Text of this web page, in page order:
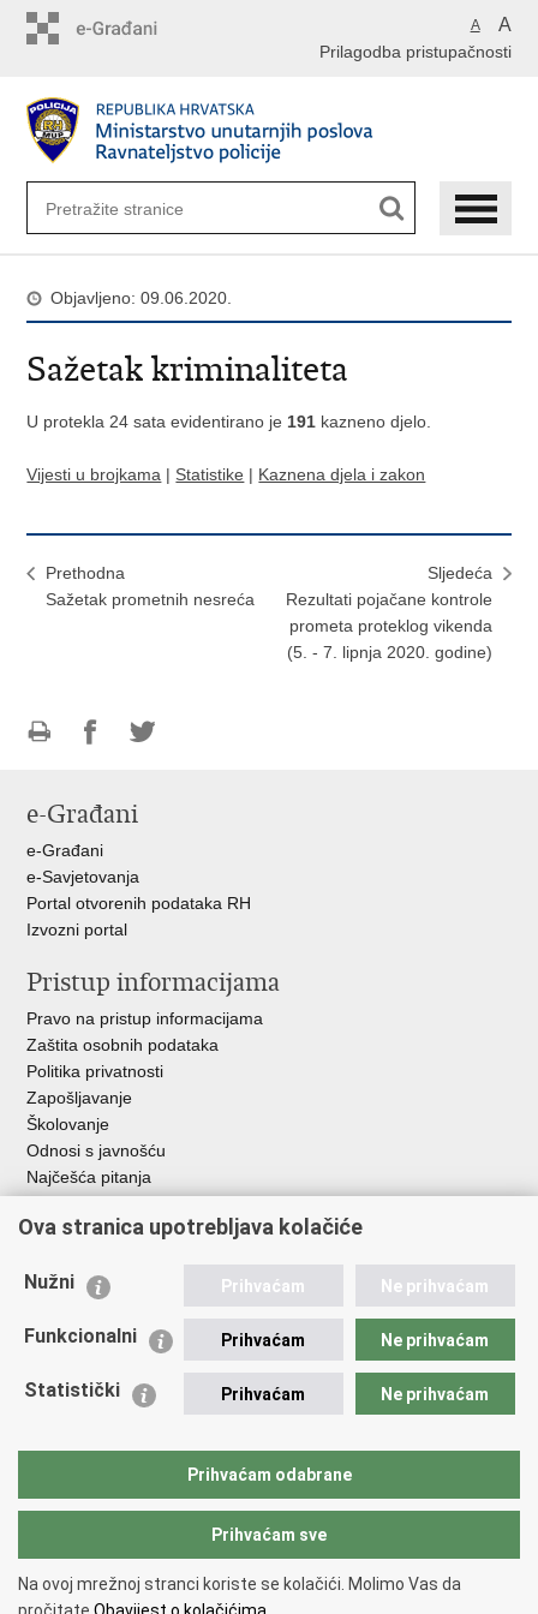
A A
Prilagodba pristupačnosti
Objavljeno: 09.06.2020.
Sažetak kriminaliteta
U protekla 24 sata evidentirano je 191 kazneno djelo.
Vijesti u brojkama | Statistike | Kaznena djela i zakon
Prethodna
Sažetak prometnih nesreća
Sljedeća
Rezultati pojačane kontrole
prometa proteklog vikenda
(5. - 7. lipnja 2020. godine)
FacebookuTwitteru
e-Građani
e-Građani
e-Savjetovanja
Portal otvorenih podataka RH
Izvozni portal
Pristup informacijama
Pravo na pristup informacijama
Zaštita osobnih podataka
Politika privatnosti
Zapošljavanje
Školovanje
Odnosi s javnošću
Najčešća pitanja
Važne poveznice
EMN Nacionalna kontaktna točka za Republiku Hrvatsku
Policijska akademija
Zaklada policijske solidarnosti
Sindikati
Copyright © 2026 Ravnateljstvo policije.
Ova stranica upotrebljava kolačiće
Nužni Prihvaćam Ne prihvaćam
Funkcionalni Prihvaćam Ne prihvaćam
Statistički Prihvaćam Ne prihvaćam
Prihvaćam odabrane
Prihvaćam sve
Na ovoj mrežnoj stranci koriste se kolačići. Molimo Vas da